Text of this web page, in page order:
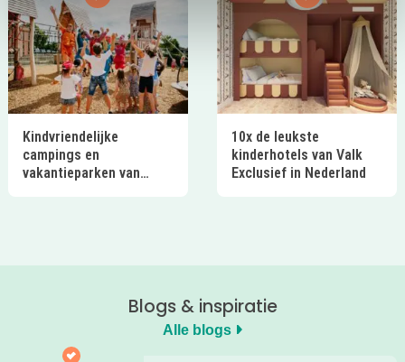
Kindvriendelijke
campings en
vakantieparken van
10x de leukste
kinderhotels van Valk
Exclusief in Nederland
Blogs & inspiratie
Alle blogs